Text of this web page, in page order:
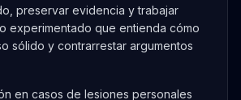
preservar evidencia y trabajar
experimentado que entienda cómo
sólido y contrarrestar argumentos
en casos de lesiones personales